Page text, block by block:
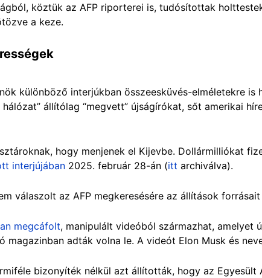
köztük az AFP riporterei is, tudósítottak
a keze.
különböző interjúkban összeesküvés-elméletekre
állítólag “megvett” újságírókat, sőt amerikai
hogy menjenek el Kijevbe. Dollármilliókat
interjújában 2025. február 28-án (itt archiválva).
válaszolt az AFP megkeresésére az állítások
megcáfolt, manipulált videóból származhat, amelyet
magazinban adták volna le. A videót Elon Musk és
bizonyíték nélkül azt állították, hogy az Egyesült